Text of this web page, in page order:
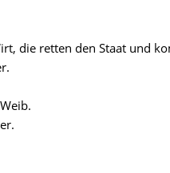
die retten den Staat und